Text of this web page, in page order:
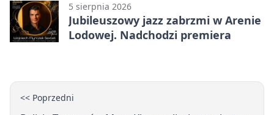
5 sierpnia 2026
Jubileuszowy jazz zabrzmi w Arenie
Lodowej. Nadchodzi premiera
<< Poprzedni